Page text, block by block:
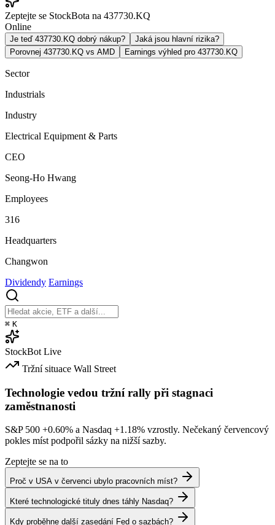
Zeptejte se StockBota na 437730.KQ
Online
Je teď 437730.KQ dobrý nákup?
Jaká jsou hlavní rizika?
Porovnej 437730.KQ vs AMD
Earnings výhled pro 437730.KQ
Sector
Industrials
Industry
Electrical Equipment & Parts
CEO
Seong-Ho Hwang
Employees
316
Headquarters
Changwon
Dividendy Earnings
⌘ K
StockBot Live
Tržní situace Wall Street
Technologie vedou tržní rally při stagnaci
zaměstnanosti
S&P 500 +0.60% a Nasdaq +1.18% vzrostly. Nečekaný červencový
pokles míst podpořil sázky na nižší sazby.
Zeptejte se na to
Proč v USA v červenci ubylo pracovních míst?
Které technologické tituly dnes táhly Nasdaq?
Kdy proběhne další zasedání Fed o sazbách?